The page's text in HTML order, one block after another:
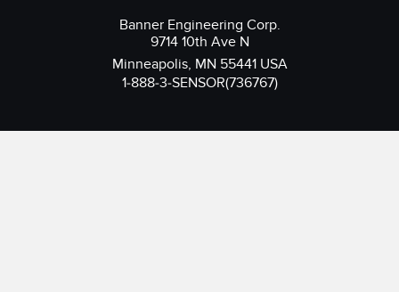
Banner Engineering Corp.
9714 10th Ave N
Minneapolis, MN 55441 USA
1-888-3-SENSOR(736767)